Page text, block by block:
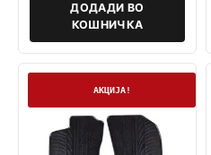
ДОДАДИ ВО
КОШНИЧКА
АКЦИЈА!